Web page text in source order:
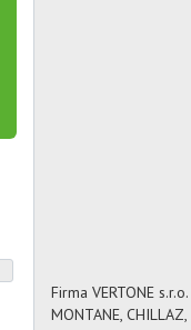
Firma VERTONE
MONTANE,